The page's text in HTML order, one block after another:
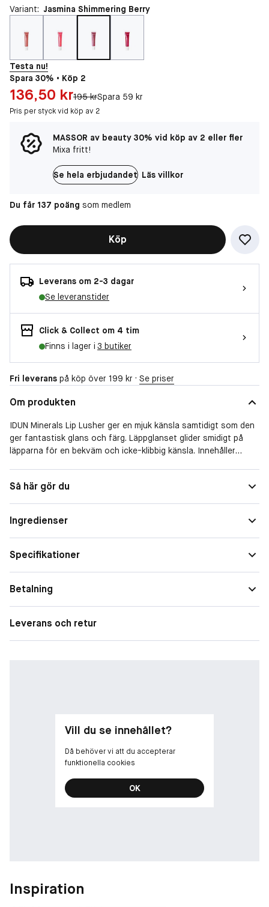
Variant: Jasmina Shimmering Berry
Testa nu!
Spara 30% • Köp 2
Pris: 136,50 kr
136,50 krOriginal pris:
195 krSpara 59 kr
Pris per styck vid köp av 2
MASSOR av beauty 30% vid köp av 2 eller fler
Mixa fritt!
Se hela erbjudandet Läs villkor
Du får 137 poäng som medlem
Köp
Leverans om 2-3 dagar
Se leveranstider
Click & Collect om 4 tim
Finns i lager i 3 butiker
Fri leverans på köp över 199 kr · Se priser
Om produkten
IDUN Minerals Lip Lusher ger en mjuk känsla samtidigt som den
ger fantastisk glans och färg. Läppglanset glider smidigt på
läpparna för en bekväm och icke-klibbig känsla. Innehåller
Så här gör du
Ingredienser
Specifikationer
Betalning
Leverans och retur
Vill du se innehållet?
Då behöver vi att du accepterar
funktionella cookies
OK
Inspiration